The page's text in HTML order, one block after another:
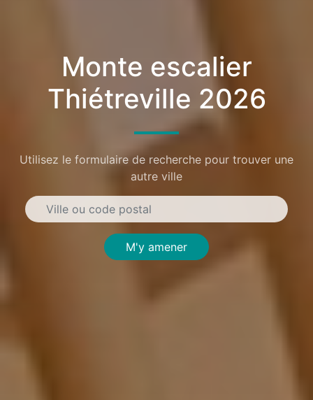
Monte escalier
Thiétreville 2026
Utilisez le formulaire de recherche pour trouver une
autre ville
M'y amener